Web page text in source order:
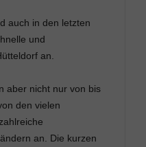
auch in den letzten
und
an.
aber nicht nur von bis
den vielen
an. Die kurzen